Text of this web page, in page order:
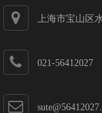
上海市宝山区
021-56412027